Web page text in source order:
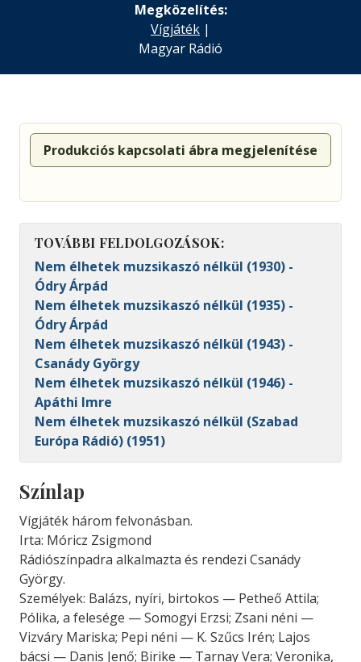
Megközelítés:
Vígjáték |
Magyar Rádió
Produkciós kapcsolati ábra megjelenítése
TOVÁBBI FELDOLGOZÁSOK:
Nem élhetek muzsikaszó nélkül (1930) -
Ódry Árpád
Nem élhetek muzsikaszó nélkül (1935) -
Ódry Árpád
Nem élhetek muzsikaszó nélkül (1943) -
Csanády György
Nem élhetek muzsikaszó nélkül (1946) -
Apáthi Imre
Nem élhetek muzsikaszó nélkül (Szabad
Európa Rádió) (1951)
Színlap
Vígjáték három felvonásban.
Irta: Móricz Zsigmond
Rádiószínpadra alkalmazta és rendezi Csanády
György.
Személyek: Balázs, nyíri, birtokos — Petheő Attila;
Pólika, a felesége — Somogyi Erzsi; Zsani néni —
Vizváry Mariska; Pepi néni — K. Szűcs Irén; Lajos
bácsi — Danis Jenő; Birike — Tarnay Vera; Veronika,